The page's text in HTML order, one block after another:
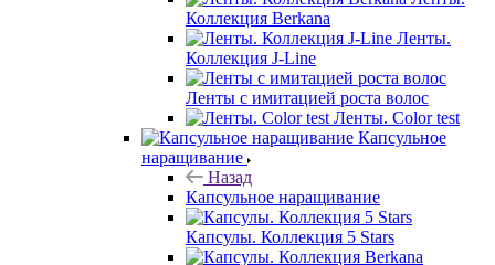
Коллекция Berkana
Ленты.
Коллекция J-Line
Ленты с имитацией роста волос
Ленты. Color test
Капсульное
наращивание
Назад
Капсульное наращивание
Капсулы. Коллекция 5 Stars